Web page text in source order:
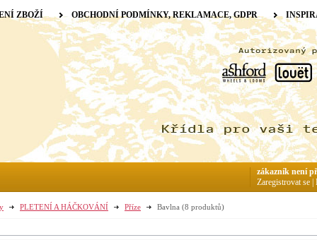
PLETENÍ A HÁČKOVÁNÍ Příze Bavlna (8 produktů)
ZBOŽÍ OBCHODNÍ PODMÍNKY, REKLAMACE, GDPR
zákazník není
Zaregistrovat se